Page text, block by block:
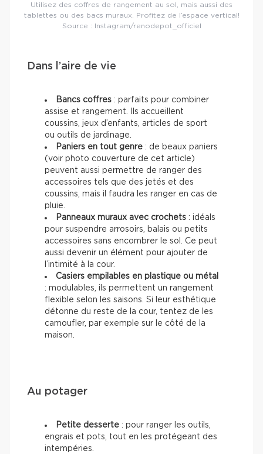
Utilisez des coffres de rangement au sol, mais aussi des
tablettes ou des bacs muraux. Profitez de l’espace vertical!
Source : Instagram/renodepot_officiel
Dans l’aire de vie
Bancs coffres : parfaits pour combiner
assise et rangement. Ils accueillent
coussins, jeux d’enfants, articles de sport
ou outils de jardinage.
Paniers en tout genre : de beaux paniers
(voir photo couverture de cet article)
peuvent aussi permettre de ranger des
accessoires tels que des jetés et des
coussins, mais il faudra les ranger en cas de
pluie.
Panneaux muraux avec crochets : idéals
pour suspendre arrosoirs, balais ou petits
accessoires sans encombrer le sol. Ce peut
aussi devenir un élément pour ajouter de
l’intimité à la cour.
Casiers empilables en plastique ou métal
: modulables, ils permettent un rangement
flexible selon les saisons. Si leur esthétique
détonne du reste de la cour, tentez de les
camoufler, par exemple sur le côté de la
maison.
Au potager
Petite desserte : pour ranger les outils,
engrais et pots, tout en les protégeant des
intempéries.